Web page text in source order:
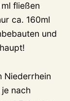
fließen
ca. 160ml
und
Niederrhein
nach